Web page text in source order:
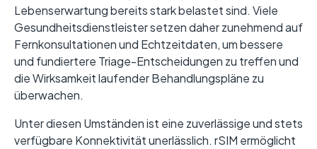
Lebenserwartung bereits stark belastet sind. Viele
Gesundheitsdienstleister setzen daher zunehmend auf
Fernkonsultationen und Echtzeitdaten, um bessere
und fundiertere Triage-Entscheidungen zu treffen und
die Wirksamkeit laufender Behandlungspläne zu
überwachen.
Unter diesen Umständen ist eine zuverlässige und stets
verfügbare Konnektivität unerlässlich. rSIM ermöglicht